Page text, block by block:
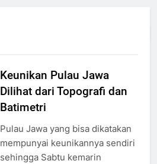
Keunikan Pulau Jawa
Dilihat dari Topografi dan
Batimetri
Pulau Jawa yang bisa dikatakan
mempunyai keunikannya sendiri
sehingga Sabtu kemarin